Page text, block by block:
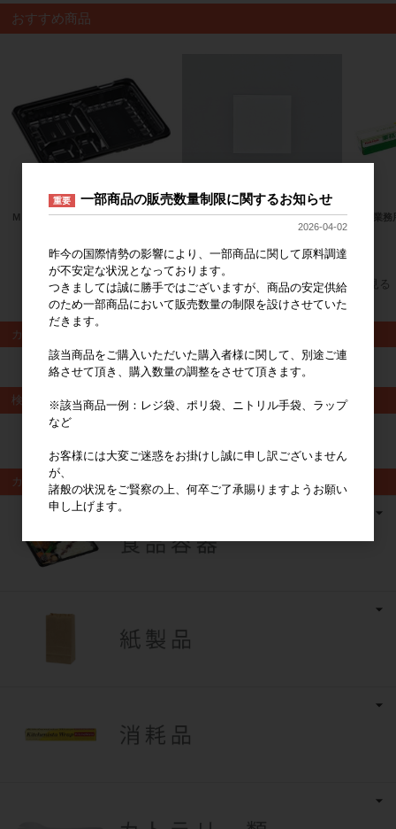
おすすめ商品
ＭＳＤ箱弁２３－１７－１ 本体
バーガー袋 ＮＯ．１５ 無地
ＰＳ業
すべてのおすすめ商品を見る
カート
カートは空です
検索
カテゴリ
重要 一部商品の販売数量制限に関するお知らせ
2026-04-02
昨今の国際情勢の影響により、一部商品に関して原料調達
が不安定な状況となっております。
つきましては誠に勝手ではございますが、商品の安定供給
のため一部商品において販売数量の制限を設けさせていた
だきます。
該当商品をご購入いただいた購入者様に関して、別途ご連
絡させて頂き、購入数量の調整をさせて頂きます。
※該当商品一例：レジ袋、ポリ袋、ニトリル手袋、ラップ
など
お客様には大変ご迷惑をお掛けし誠に申し訳ございません
が、
諸般の状況をご賢察の上、何卒ご了承賜りますようお願い
申し上げます。